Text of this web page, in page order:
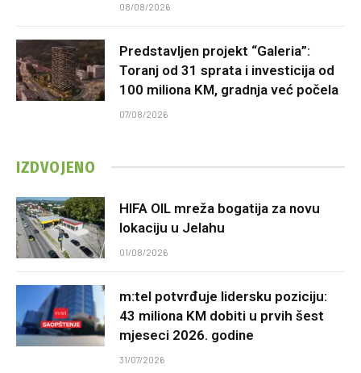
08/08/2026
Predstavljen projekt “Galeria”:
Toranj od 31 sprata i investicija od
100 miliona KM, gradnja već počela
07/08/2026
IZDVOJENO
HIFA OIL mreža bogatija za novu
lokaciju u Jelahu
01/08/2026
m:tel potvrđuje lidersku poziciju:
43 miliona KM dobiti u prvih šest
mjeseci 2026. godine
31/07/2026